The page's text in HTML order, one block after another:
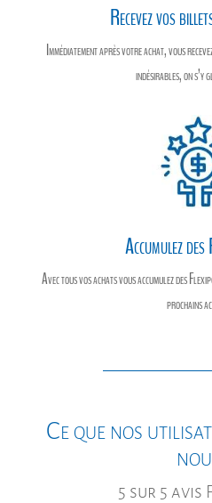
Recevez vos
Immédiatement après votre achat, vous
indésirables, on s’y
Accumulez
Avec tous vos achats vous accumulez des
prochains
Ce que nos
5 sur 5 avis